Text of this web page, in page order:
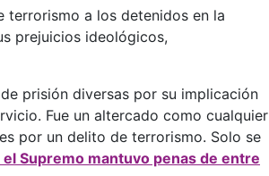
terrorismo a los detenidos en la
prejuicios ideológicos,
prisión diversas por su implicación
Fue un altercado como cualquier
por un delito de terrorismo. Solo se
Supremo mantuvo penas de entre